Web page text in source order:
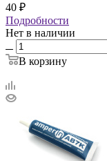
40 ₽
Подробности
Нет в наличии
В корзину